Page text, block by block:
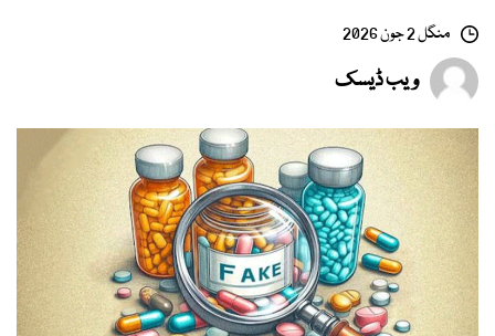
منگل 2 جون 2026
ویب ڈیسک